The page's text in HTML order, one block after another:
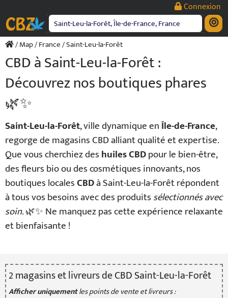
contenu
Connexion
/Map/France/ Saint-Leu-la-Forêt
CBD à Saint-Leu-la-Forêt :
Découvrez nos boutiques phares
🌿✨
Saint-Leu-la-Forêt, ville dynamique enÎle-de-France,
regorge de magasins CBD alliant qualité et expertise.
Que vous cherchiez deshuiles CBDpour le bien-être,
des fleurs bio ou des cosmétiques innovants, nos
boutiques localesCBDà Saint-Leu-la-Forêt répondent
à tous vos besoins avec des produitssélectionnés avec
soin. 🌿✨ Ne manquez pas cette expérience relaxante
et bienfaisante !
2magasinset livreursde CBD Saint-Leu-la-Forêt
Afficher uniquementles points de vente et livreurs :